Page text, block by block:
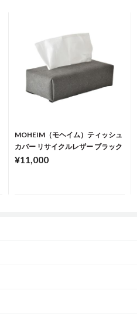
MOHEIM（モヘイム）ティッシュ
カバー リサイクルレザー ブラック
¥11,000